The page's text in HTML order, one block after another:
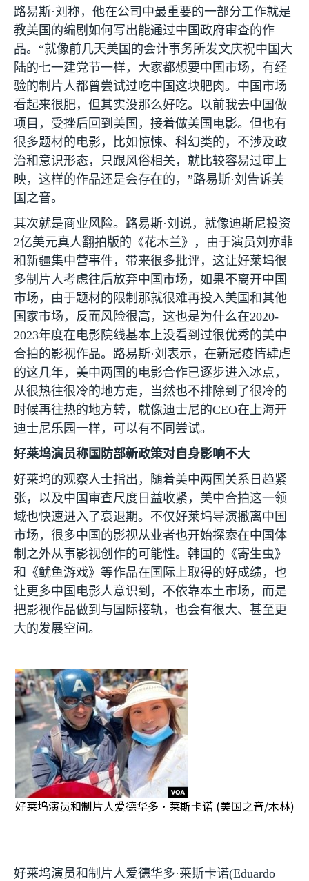
路易斯·刘称，他在公司中最重要的一部分工作就是
教美国的编剧如何写出能通过中国政府审查的作
品。“就像前几天美国的会计事务所发文庆祝中国大
陆的七一建党节一样，大家都想要中国市场，有经
验的制片人都曾尝试过吃中国这块肥肉。中国市场
看起来很肥，但其实没那么好吃。以前我去中国做
项目，受挫后回到美国，接着做美国电影。但也有
很多题材的电影，比如惊悚、科幻类的，不涉及政
治和意识形态，只跟风俗相关，就比较容易过审上
映，这样的作品还是会存在的，”路易斯·刘告诉美
国之音。
其次就是商业风险。路易斯·刘说，就像迪斯尼投资
2亿美元真人翻拍版的《花木兰》，由于演员刘亦菲
和新疆集中营事件，带来很多批评，这让好莱坞很
多制片人考虑往后放弃中国市场，如果不离开中国
市场，由于题材的限制那就很难再投入美国和其他
国家市场，反而风险很高，这也是为什么在2020-
2023年度在电影院线基本上没看到过很优秀的美中
合拍的影视作品。路易斯·刘表示，在新冠疫情肆虐
的这几年，美中两国的电影合作已逐步进入冰点，
从很热往很冷的地方走，当然也不排除到了很冷的
时候再往热的地方转，就像迪士尼的CEO在上海开
迪士尼乐园一样，可以有不同尝试。
好莱坞演员称国防部新政策对自身影响不大
好莱坞的观察人士指出，随着美中两国关系日趋紧
张，以及中国审查尺度日益收紧，美中合拍这一领
域也快速进入了衰退期。不仅好莱坞导演撤离中国
市场，很多中国的影视从业者也开始探索在中国体
制之外从事影视创作的可能性。韩国的《寄生虫》
和《鱿鱼游戏》等作品在国际上取得的好成绩，也
让更多中国电影人意识到，不依靠本土市场，而是
把影视作品做到与国际接轨，也会有很大、甚至更
大的发展空间。
好莱坞演员和制片人爱德华多·莱斯卡诺 (美国之音/木林)
好莱坞演员和制片人爱德华多·莱斯卡诺(Eduardo